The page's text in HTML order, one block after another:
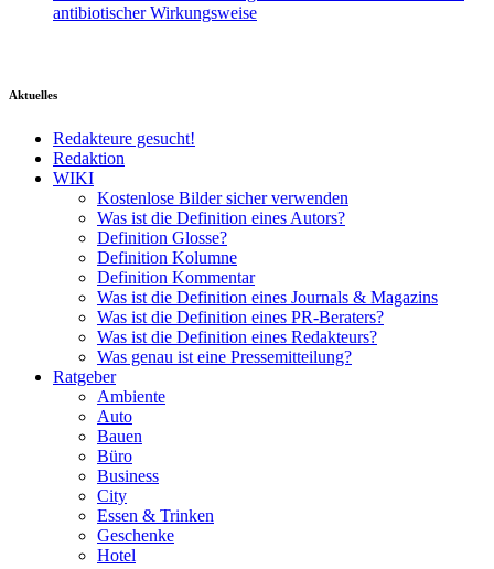
antibiotischer Wirkungsweise
Aktuelles
Redakteure gesucht!
Redaktion
WIKI
Kostenlose Bilder sicher verwenden
Was ist die Definition eines Autors?
Definition Glosse?
Definition Kolumne
Definition Kommentar
Was ist die Definition eines Journals & Magazins
Was ist die Definition eines PR-Beraters?
Was ist die Definition eines Redakteurs?
Was genau ist eine Pressemitteilung?
Ratgeber
Ambiente
Auto
Bauen
Büro
Business
City
Essen & Trinken
Geschenke
Hotel